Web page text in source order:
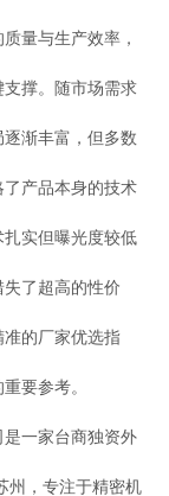
量与生产效率，
撑。随市场需求
渐丰富，但多数
产品本身的技术
实但曝光度较低
了超高的性价
的厂家优选指
要参考。
一家台商独资外
州，专注于精密机